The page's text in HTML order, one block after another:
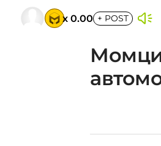
x 0.00 + POST